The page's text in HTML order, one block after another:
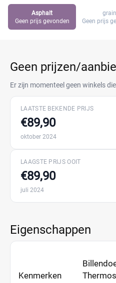
Asphalt
Geen prijs gevonden
grain
Geen prijs
Geen prijzen/
Er zijn momenteel geen winkels
LAATSTE BEKENDE PRIJS
€89,90
oktober 2024
LAAGSTE PRIJS OOIT
€89,90
juli 2024
Eigenschappen
Kenmerken